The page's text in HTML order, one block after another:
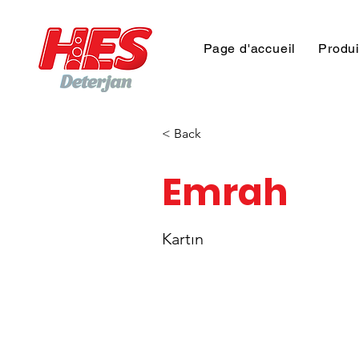
Page d'accueil
< Back
Emrah
Kartın